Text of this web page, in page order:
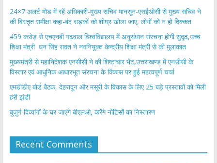
24×7 अलर्ट मोड में रहें अधिकारी-मुख्य सचिव मानसून-एसईओसी से मुख्य सचिव ने
की विस्तृत समीक्षा कहा-बंद सड़कों को शीघ्र खोला जाए, लोगों को न हो दिक्कत
459 करोड़ से एचएनबी गढ़वाल विश्वविद्यालय में अनुसंधान संरचना होगी सुदृढ,उच्च
शिक्षा मंत्री धन सिंह रावत ने नवनियुक्त केन्द्रीय शिक्षा मंत्री से की मुलाकात
मुख्यमंत्री से महानिदेशक एनसीसी ने की शिष्टाचार भेंट,उत्तराखण्ड में एनसीसी के
विस्तार एवं आधुनिक आधारभूत संरचना के विकास पर हुई महत्वपूर्ण चर्चा
एमडीडीए बोर्ड बैठक, देहरादून और मसूरी के विकास के लिए 25 बड़े प्रस्तावों को मिली
हरी झंडी
बुजुर्ग-दिव्यांगों के घर जाएंगे बीएलओ, करेंगे नोटिसों का निस्तारण
Recent Comments